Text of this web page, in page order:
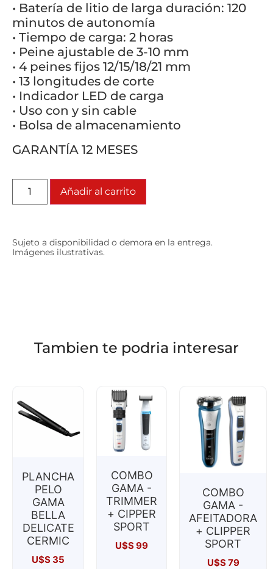
• Batería de litio de larga duración: 120
minutos de autonomía
• Tiempo de carga: 2 horas
• Peine ajustable de 3-10 mm
• 4 peines fijos 12/15/18/21 mm
• 13 longitudes de corte
• Indicador LED de carga
• Uso con y sin cable
• Bolsa de almacenamiento
GARANTÍA 12 MESES
Añadir al carrito
Sujeto a disponibilidad o demora en la entrega.
Imágenes ilustrativas.
Tambien te podria interesar
PLANCHA
PELO
GAMA
BELLA
DELICATE
CERMIC
U$S 35
COMBO
GAMA -
TRIMMER
+ CIPPER
SPORT
U$S99
COMBO
GAMA -
AFEITADORA
+ CLIPPER
SPORT
U$S79